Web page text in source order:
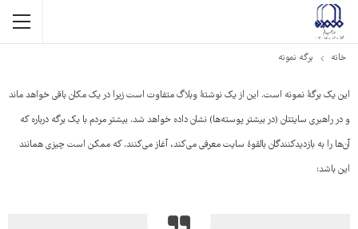
خانه برگه نمونه
این یک برگهٔ نمونه است. این از یک نوشتهٔ وبلاگ متفاوت است زیرا در یک مکان باقی خواهد ماند
و در راهبری سایتتان (در بیشتر پوسته‌ها) نشان داده خواهد شد. بیشتر مردم با یک برگه درباره که
آن‌ها را به بازدیدکنندگان بالقوهٔ سایت معرفی می‌کند، آغاز می‌کنند. که ممکن است چیزی همانند
این باشد: